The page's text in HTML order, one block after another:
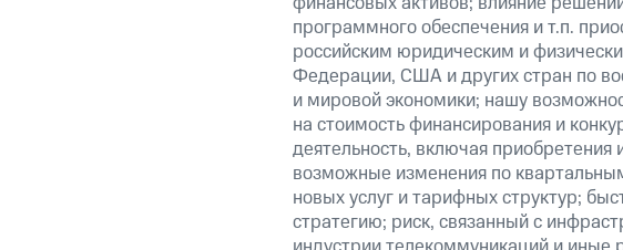
программного обеспечения и т.п.
российским юридическим и
Федерации, США и других стран по
и мировой экономики; нашу
на стоимость финансирования и
деятельность, включая
возможные изменения по
новых услуг и тарифных структур;
стратегию; риск, связанный с